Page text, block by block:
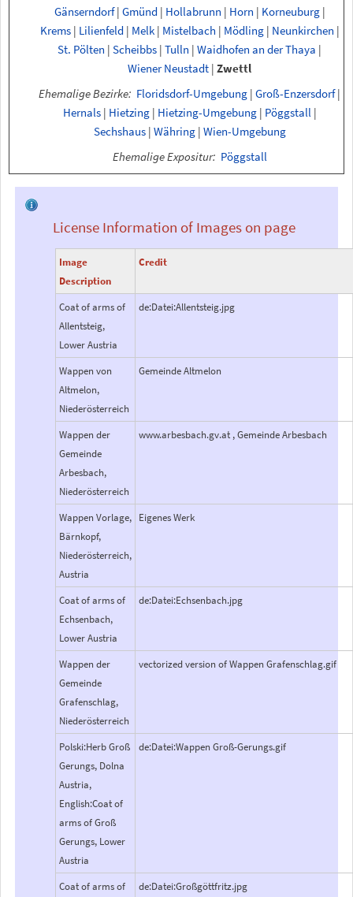
Gänserndorf | Gmünd | Hollabrunn | Horn | Korneuburg |
Krems | Lilienfeld | Melk | Mistelbach | Mödling | Neunkirchen |
St. Pölten | Scheibbs | Tulln | Waidhofen an der Thaya |
Wiener Neustadt | Zwettl
Ehemalige Bezirke: Floridsdorf-Umgebung | Groß-Enzersdorf |
Hernals | Hietzing | Hietzing-Umgebung | Pöggstall |
Sechshaus | Währing | Wien-Umgebung
Ehemalige Expositur: Pöggstall
License Information of Images on page
Image
Description
Credit
Coat of arms of
Allentsteig,
Lower Austria
de:Datei:Allentsteig.jpg
Wappen von
Altmelon,
Niederösterreich
Gemeinde Altmelon
Wappen der
Gemeinde
Arbesbach,
Niederösterreich
www.arbesbach.gv.at , Gemeinde Arbesbach
Wappen Vorlage,
Bärnkopf,
Niederösterreich,
Austria
Eigenes Werk
Coat of arms of
Echsenbach,
Lower Austria
de:Datei:Echsenbach.jpg
Wappen der
Gemeinde
Grafenschlag,
Niederösterreich
vectorized version of Wappen Grafenschlag.gif
Polski:Herb Groß
Gerungs, Dolna
Austria,
English:Coat of
arms of Groß
Gerungs, Lower
Austria
de:Datei:Wappen Groß-Gerungs.gif
Coat of arms of
de:Datei:Großgöttfritz.jpg